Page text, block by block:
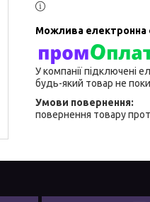
У компанії підключені
будь-який товар не
повернення товару